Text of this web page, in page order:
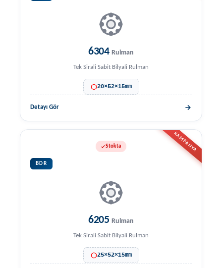
6304 Rulman
Tek Sirali Sabit Bilyali Rulman
20×52×15mm
Detayı Gör
KAMPANYA
Stokta
BDR
6205 Rulman
Tek Sirali Sabit Bilyali Rulman
25×52×15mm